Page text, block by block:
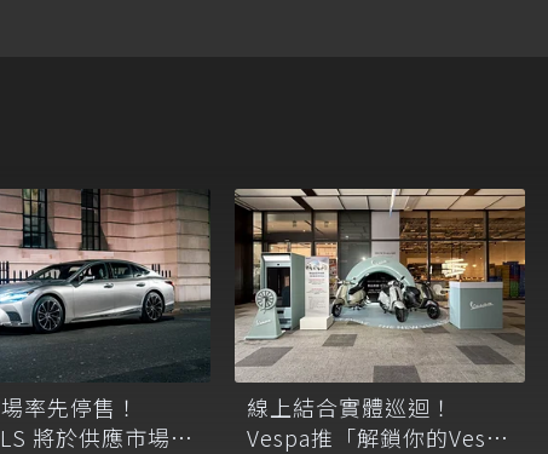
率先停售！
將於供應市場取
線上結合實體巡迴！
Vespa推「解鎖你的Vespa